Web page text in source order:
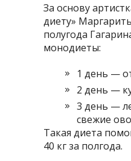
За основу
диету»
полугода
монодиеты:
1 день —
2 день —
3 день —
свежие
Такая диета
40 кг за полгода.